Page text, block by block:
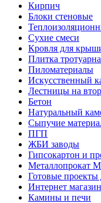
Кирпич
Блоки стеновые
Сухие смеси
Кровля для
Плитка
Пиломатериалы
Искусственный
Лестницы на
Бетон
Натуральный
Сыпучие
ПГП
ЖБИ заводы
Гипсокартон и
Металлопрокат
Готовые проекты
Интернет
Камины и печи